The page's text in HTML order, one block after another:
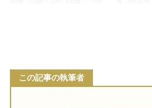
この記事の執筆者